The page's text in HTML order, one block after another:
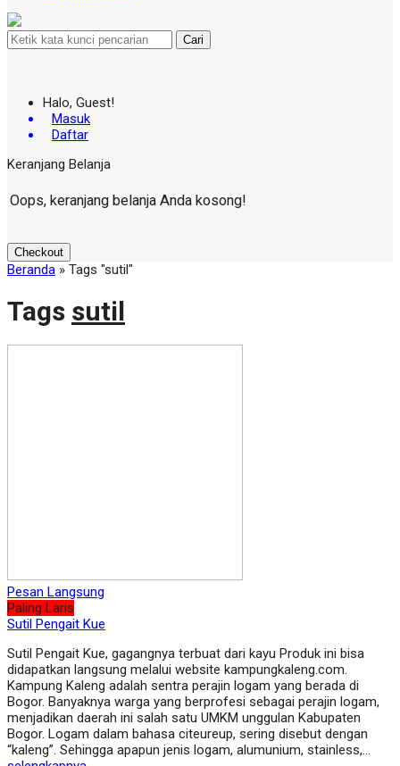
Cari
Halo, Guest!
Masuk
Daftar
Keranjang Belanja
Oops, keranjang belanja Anda kosong!
Checkout
Beranda » Tags "sutil"
Tags sutil
Pesan Langsung
Paling Laris
Sutil Pengait Kue
Sutil Pengait Kue, gagangnya terbuat dari kayu Produk ini bisa
didapatkan langsung melalui website kampungkaleng.com.
Kampung Kaleng adalah sentra perajin logam yang berada di
Bogor. Banyaknya warga yang berprofesi sebagai perajin logam,
menjadikan daerah ini salah satu UMKM unggulan Kabupaten
Bogor. Logam dalam bahasa citeureup, sering disebut dengan
“kaleng”. Sehingga apapun jenis logam, alumunium, stainless,…